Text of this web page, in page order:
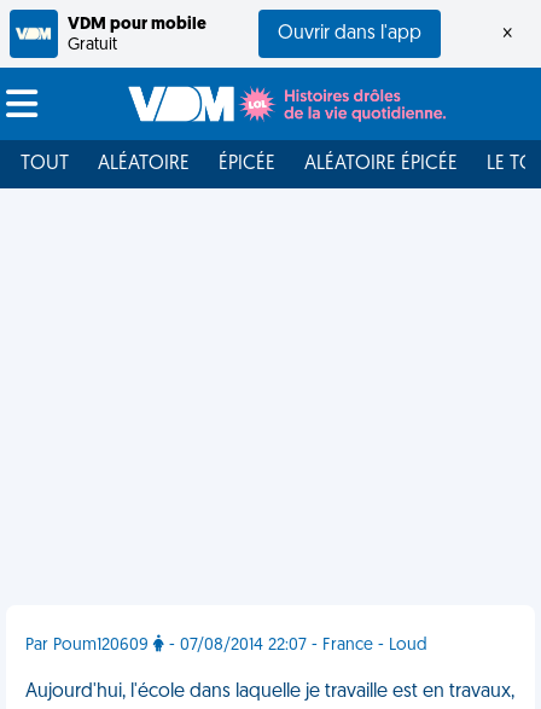
VDM pour mobile
Gratuit
Ouvrir dans l'app ×
TOUT ALÉATOIRE ÉPICÉE ALÉATOIRE ÉPICÉE LE
Par Poum120609 - 07/08/2014 22:07 - France - Loud
Aujourd'hui, l'école dans laquelle je travaille est en travaux,